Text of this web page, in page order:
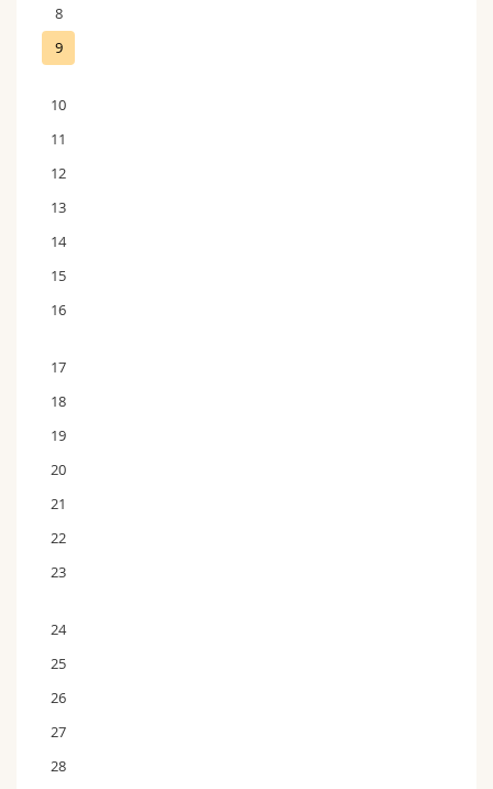
8
9
10
11
12
13
14
15
16
17
18
19
20
21
22
23
24
25
26
27
28